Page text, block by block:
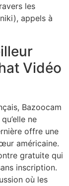
les
appels à
Vidéo
Bazoocam
ne
offre une
américaine.
gratuite qui
inscription.
où les